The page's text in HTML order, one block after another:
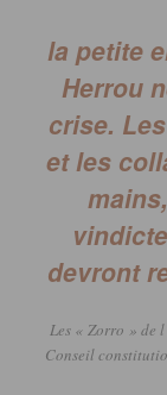
la petite
Herrou
crise.
et les
devront
Les « Zorro » de
Conseil